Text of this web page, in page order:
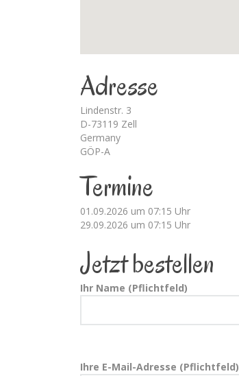
Adresse
Lindenstr. 3
D-73119 Zell
Germany
GÖP-A
Termine
01.09.2026 um 07:15 Uhr
29.09.2026 um 07:15 Uhr
Jetzt bestellen
Ihr Name (Pflichtfeld)
Ihre E-Mail-Adresse (Pflichtfeld)